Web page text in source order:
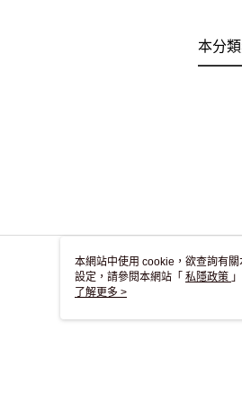
本分
本網站中使用 cookie，欲查詢有
設定，請參閱本網站「 私隱政策
用 cookie。
了解更多 >